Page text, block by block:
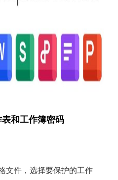
和工作簿密码
文件，选择要保护的工作